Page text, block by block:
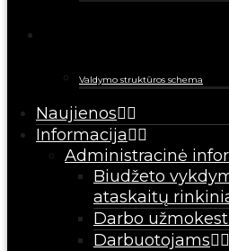
Valdymo struktūros schema
Naujienos
Informacija
Administracinė
Biudžeto
ataskaitų
Darbo
Darbuotojams